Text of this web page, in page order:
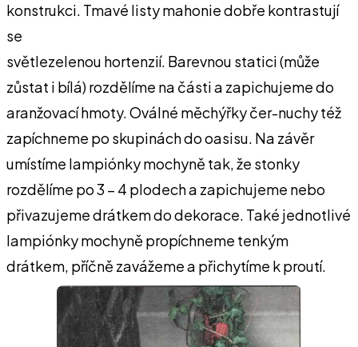
konstrukci. Tmavé listy mahonie dobře kontrastují
se
světlezelenou hortenzií. Barevnou statici (může
zůstat i bílá) rozdělíme na části a zapichujeme do
aranžovací hmoty. Oválné měchýřky čer-nuchy též
zapíchneme po skupinách do oasisu. Na závěr
umístíme lampiónky mochyně tak, že stonky
rozdělíme po 3 – 4 plodech a zapichujeme nebo
přivazujeme drátkem do dekorace. Také jednotlivé
lampiónky mochyně propíchneme tenkým
drátkem, příčně zavážeme a přichytíme k proutí.